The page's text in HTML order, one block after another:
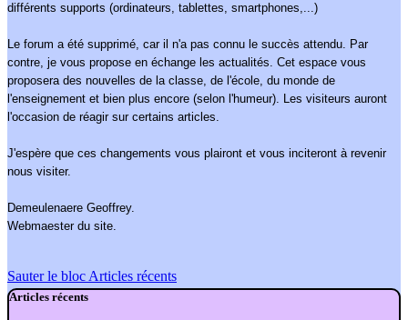
différents supports (ordinateurs, tablettes, smartphones,...)
Le forum a été supprimé, car il n'a pas connu le succès attendu. Par
contre, je vous propose en échange les actualités. Cet espace vous
proposera des nouvelles de la classe, de l'école, du monde de
l'enseignement et bien plus encore (selon l'humeur). Les visiteurs auront
l'occasion de réagir sur certains articles.
J'espère que ces changements vous plairont et vous inciteront à revenir
nous visiter.
Demeulenaere Geoffrey.
Webmaester du site.
Sauter le bloc Articles récents
Articles récents